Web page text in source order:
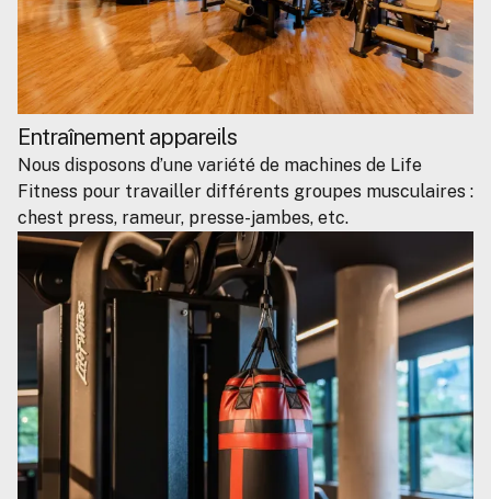
Entraînement appareils
Nous disposons d’une variété de machines de Life
Fitness pour travailler différents groupes musculaires :
chest press, rameur, presse-jambes, etc.